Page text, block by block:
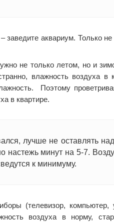
аквариум. Только не
не только летом, но и
влажность воздуха в
Поэтому
в квартире.
лучше не оставлять
настежь минут на 5-7.
к минимуму.
(телевизор, компьютер,
воздуха в норму,